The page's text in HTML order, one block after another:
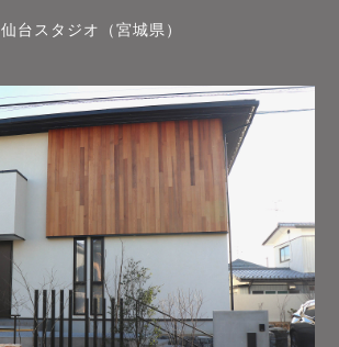
仙台スタジオ（宮城県）